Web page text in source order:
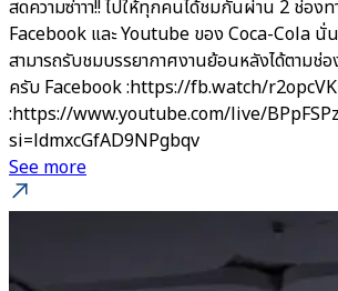
สดความซ่าาา!! ไปให้ทุกคนได้ชมกันผ่าน 2 ช่อง
Facebook และ Youtube ของ Coca-Cola นั่
สามารถรับชมบรรยากาศงานย้อนหลังได้ตามช่อ
ครับ Facebook :https://fb.watch/
:https://www.youtube.com/live/
si=ldmxcGfAD9NPgbqv
See more